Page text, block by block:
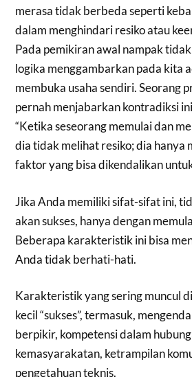
merasa tidak berbeda seperti
dalam menghindari resiko atau
Pada pemikiran awal nampak
logika menggambarkan pada kita
membuka usaha sendiri. Seorang
pernah menjabarkan kontradiksi
“Ketika seseorang memulai dan
dia tidak melihat resiko; dia hanya
faktor yang bisa dikendalikan
Jika Anda memiliki sifat-sifat ini,
akan sukses, hanya dengan
Beberapa karakteristik ini bisa
Anda tidak berhati-hati.
Karakteristik yang sering muncul
kecil “sukses”, termasuk,
berpikir, kompetensi dalam
kemasyarakatan, ketrampilan
pengetahuan teknis.